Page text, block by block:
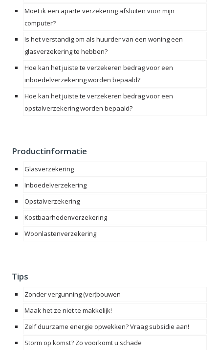
Moet ik een aparte verzekering afsluiten voor mijn
computer?
Is het verstandig om als huurder van een woning een
glasverzekering te hebben?
Hoe kan het juiste te verzekeren bedrag voor een
inboedelverzekering worden bepaald?
Hoe kan het juiste te verzekeren bedrag voor een
opstalverzekering worden bepaald?
Productinformatie
Glasverzekering
Inboedelverzekering
Opstalverzekering
Kostbaarhedenverzekering
Woonlastenverzekering
Tips
Zonder vergunning (ver)bouwen
Maak het ze niet te makkelijk!
Zelf duurzame energie opwekken? Vraag subsidie aan!
Storm op komst? Zo voorkomt u schade